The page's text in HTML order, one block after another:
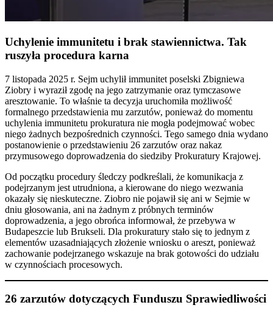
Uchylenie immunitetu i brak stawiennictwa. Tak
ruszyła procedura karna
7 listopada 2025 r. Sejm uchylił immunitet poselski Zbigniewa
Ziobry i wyraził zgodę na jego zatrzymanie oraz tymczasowe
aresztowanie. To właśnie ta decyzja uruchomiła możliwość
formalnego przedstawienia mu zarzutów, ponieważ do momentu
uchylenia immunitetu prokuratura nie mogła podejmować wobec
niego żadnych bezpośrednich czynności. Tego samego dnia wydano
postanowienie o przedstawieniu 26 zarzutów oraz nakaz
przymusowego doprowadzenia do siedziby Prokuratury Krajowej.
Od początku procedury śledczy podkreślali, że komunikacja z
podejrzanym jest utrudniona, a kierowane do niego wezwania
okazały się nieskuteczne. Ziobro nie pojawił się ani w Sejmie w
dniu głosowania, ani na żadnym z próbnych terminów
doprowadzenia, a jego obrońca informował, że przebywa w
Budapeszcie lub Brukseli. Dla prokuratury stało się to jednym z
elementów uzasadniających złożenie wniosku o areszt, ponieważ
zachowanie podejrzanego wskazuje na brak gotowości do udziału
w czynnościach procesowych.
26 zarzutów dotyczących Funduszu Sprawiedliwości